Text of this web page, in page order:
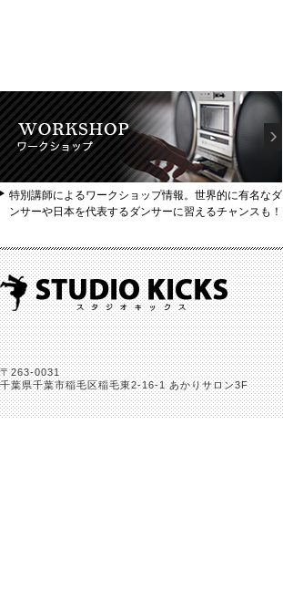
特別講師によるワークショップ情報。世界的に有名なダ
ンサーや日本を代表するダンサーに習えるチャンスも！
〒263-0031
千葉県千葉市稲毛区稲毛東2-16-1 あかりサロン3F